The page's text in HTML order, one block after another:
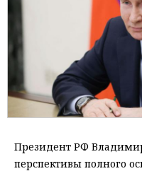
Президент РФ
перспективы полного